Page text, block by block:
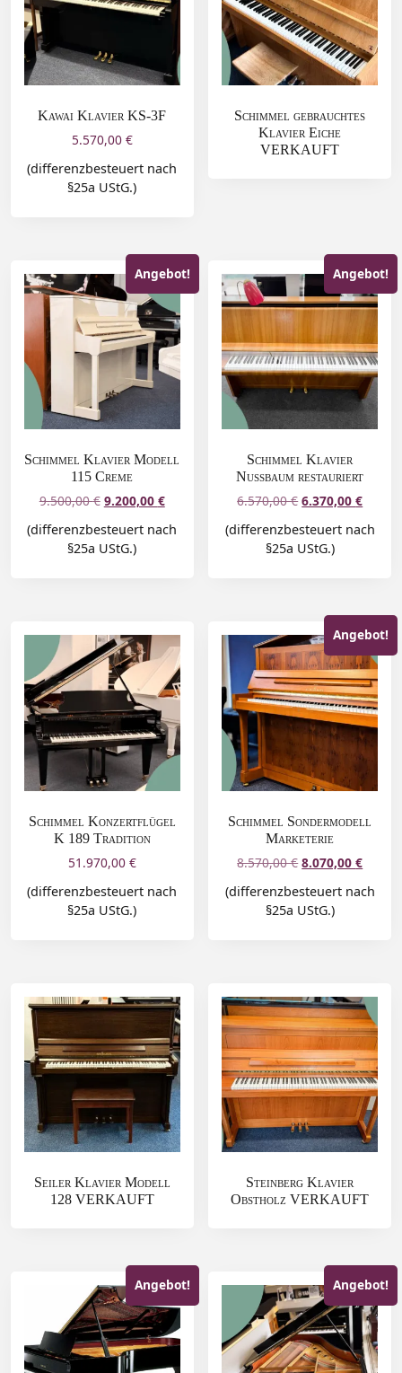
Kawai Klavier KS-3F
5.570,00 €
(differenzbesteuert nach
§25a UStG.)
Schimmel gebrauchtes
Klavier Eiche
VERKAUFT
Angebot!
Schimmel Klavier Modell
115 Creme
9.500,00€ 9.200,00 €
(differenzbesteuert nach
§25a UStG.)
Angebot!
Schimmel Klavier
Nussbaum restauriert
6.570,00€ 6.370,00€
(differenzbesteuert nach
§25a UStG.)
Schimmel Konzertflügel
K 189 Tradition
51.970,00 €
(differenzbesteuert nach
§25a UStG.)
Angebot!
Schimmel Sondermodell
Marketerie
8.570,00€ 8.070,00€
(differenzbesteuert nach
§25a UStG.)
Seiler Klavier Modell
128 VERKAUFT
Steinberg Klavier
Obstholz VERKAUFT
Angebot! Angebot!